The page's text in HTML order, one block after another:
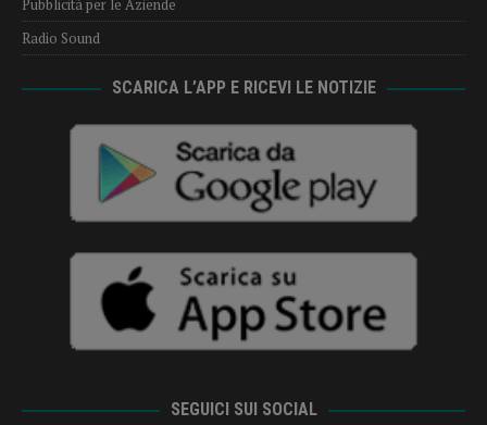
Pubblicità per le Aziende
Radio Sound
SCARICA L’APP E RICEVI LE NOTIZIE
SEGUICI SUI SOCIAL